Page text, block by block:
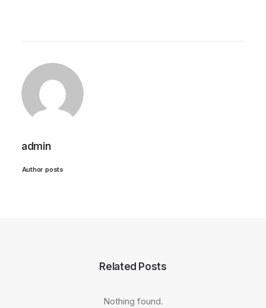
admin
Author posts
Related Posts
Nothing found.